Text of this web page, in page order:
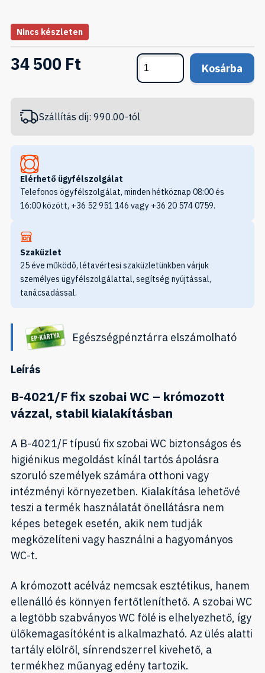
Nincs készleten
34 500 Ft Kosárba
Szállítás díj: 990.00-tól
Elérhető ügyfélszolgálat
Telefonos ögyfélszolgálat, minden hétköznap 08:00 és
16:00 között, +36 52 951 146 vagy +36 20 574 0759.
Szaküzlet
25 éve működő, létavértesi szaküzletünkben várjuk
személyes ügyfélszolgálattal, segítség nyújtással,
tanácsadással.
Egészségpénztárra elszámolható
Leírás
B-4021/F fix szobai WC – krómozott
vázzal, stabil kialakításban
A B-4021/F típusú fix szobai WC biztonságos és
higiénikus megoldást kínál tartós ápolásra
szoruló személyek számára otthoni vagy
intézményi környezetben. Kialakítása lehetővé
teszi a termék használatát önellátásra nem
képes betegek esetén, akik nem tudják
megközelíteni vagy használni a hagyományos
WC-t.
A krómozott acélváz nemcsak esztétikus, hanem
ellenálló és könnyen fertőtleníthető. A szobai WC
a legtöbb szabványos WC fölé is elhelyezhető, így
ülőkemagasítóként is alkalmazható. Az ülés alatti
tartály elölről, sínrendszerrel kivehető, a
termékhez műanyag edény tartozik.